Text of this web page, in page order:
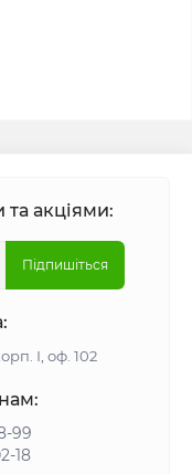
та акціями:
Підпишіться
І, оф. 102
99
18